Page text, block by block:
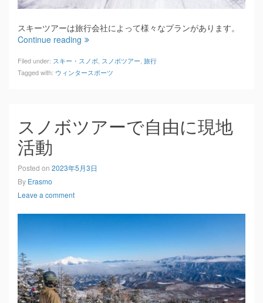
スキーツアーは旅行会社によって様々なプランがあります。
Continue reading
Filed under: スキー・スノボ スノボツアー 旅行
Tagged with: ウィンタースポーツ
スノボツアーで自由に現地
活動
Posted on 2023年5月3日
By Erasmo
Leave a comment